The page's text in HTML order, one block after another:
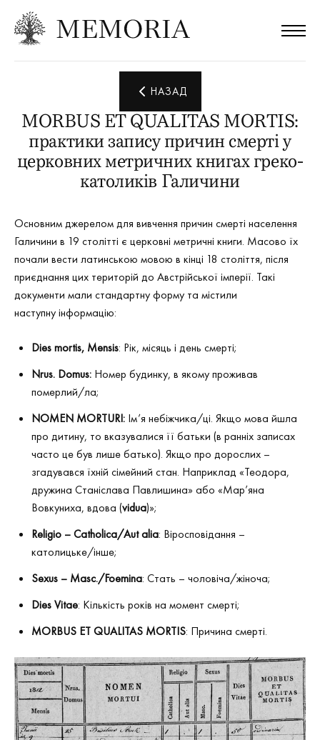
НАЗАД
MORBUS ET QUALITAS MORTIS:
практики запису причин смерті у
церковних метричних книгах греко-
католиків Галичини
Основним джерелом для вивчення причин смерті населення
Галичини в 19 столітті є церковні метричні книги. Масово їх
почали вести латинською мовою в кінці 18 століття, після
приєднання цих територій до Австрійської імперії. Такі
документи мали стандартну форму та містили
наступну інформацію:
Dies mortis, Mensis: Рік, місяць і день смерті;
Nrus. Domus: Номер будинку, в якому проживав
померлий/ла;
NOMEN MORTURI: Ім’я небіжчика/ці. Якщо мова йшла
про дитину, то вказувалися її батьки (в ранніх записах
часто це був лише батько). Якщо про дорослих –
згадувався їхній сімейний стан. Наприклад «Теодора,
дружина Станіслава Павлишина» або «Мар’яна
Вовкуниха, вдова (vidua)»;
Religio –Catholica/Autalia: Віросповідання –
католицьке/інше;
Sexus – Masc./Foemina: Стать – чоловіча/жіноча;
DiesVitae: Кількість років на момент смерті;
MORBUS ET QUALITAS MORTIS: Причина смерті.